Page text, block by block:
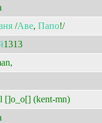
/Аве, Папо!/
1313
[]o_o[] (kent-mn)